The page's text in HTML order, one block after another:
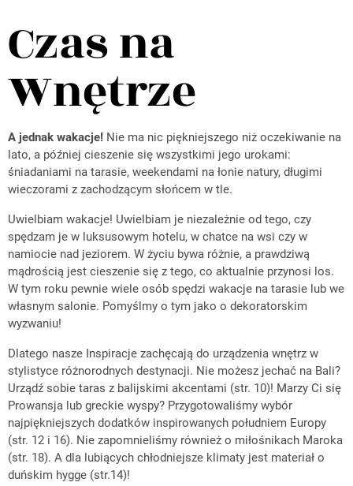
Czas na
Wnętrze
A jednak wakacje! Nie ma nic piękniejszego niż oczekiwanie na
lato, a później cieszenie się wszystkimi jego urokami:
śniadaniami na tarasie, weekendami na łonie natury, długimi
wieczorami z zachodzącym słońcem w tle.
Uwielbiam wakacje! Uwielbiam je niezależnie od tego, czy
spędzam je w luksusowym hotelu, w chatce na wsi czy w
namiocie nad jeziorem. W życiu bywa różnie, a prawdziwą
mądrością jest cieszenie się z tego, co aktualnie przynosi los.
W tym roku pewnie wiele osób spędzi wakacje na tarasie lub we
własnym salonie. Pomyślmy o tym jako o dekoratorskim
wyzwaniu!
Dlatego nasze Inspiracje zachęcają do urządzenia wnętrz w
stylistyce różnorodnych destynacji. Nie możesz jechać na Bali?
Urządź sobie taras z balijskimi akcentami (str. 10)! Marzy Ci się
Prowansja lub greckie wyspy? Przygotowaliśmy wybór
najpiękniejszych dodatków inspirowanych południem Europy
(str. 12 i 16). Nie zapomnieliśmy również o miłośnikach Maroka
(str. 18). A dla lubiących chłodniejsze klimaty jest materiał o
duńskim hygge (str.14)!